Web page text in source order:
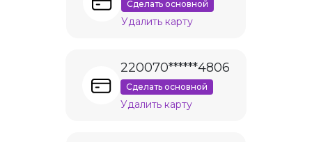
Сделать основной
Удалить карту
220070******4806
Сделать основной
Удалить карту